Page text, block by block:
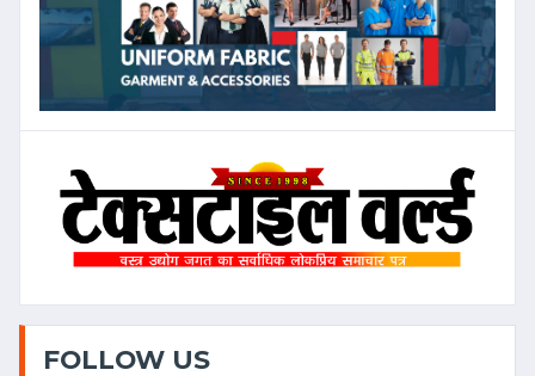
FOLLOW US